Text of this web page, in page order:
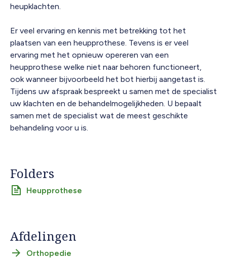
heupklachten.
Er veel ervaring en kennis met betrekking tot het
plaatsen van een heupprothese. Tevens is er veel
ervaring met het opnieuw opereren van een
heupprothese welke niet naar behoren functioneert,
ook wanneer bijvoorbeeld het bot hierbij aangetast is.
Tijdens uw afspraak bespreekt u samen met de specialist
uw klachten en de behandelmogelijkheden. U bepaalt
samen met de specialist wat de meest geschikte
behandeling voor u is.
Folders
Heupprothese
Afdelingen
Orthopedie